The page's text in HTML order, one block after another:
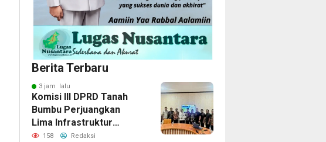
Berita Terbaru
3 jam lalu
Komisi III DPRD Tanah
Bumbu Perjuangkan
Lima Infrastruktur
Strategis ke BPJN XI
158 Redaksi